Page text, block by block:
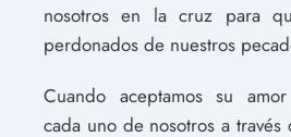
nosotros en la cruz para
perdonados de nuestros
Cuando aceptamos su
cada uno de nosotros a